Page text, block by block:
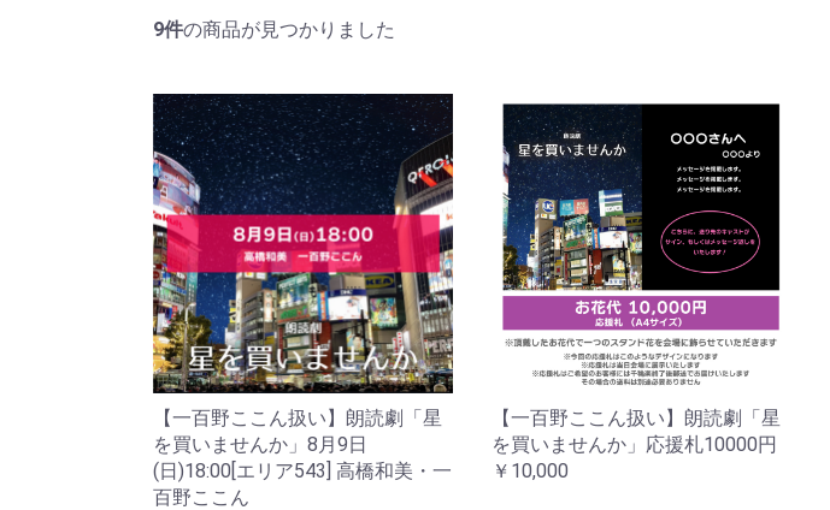
9件の商品が見つかりました
【一百野ここん扱い】朗読劇「星
を買いませんか」8月9日
(日)18:00[エリア543] 高橋和美・一
百野ここん
【一百野ここん扱い】朗読劇「星
を買いませんか」応援札10000円
￥10,000